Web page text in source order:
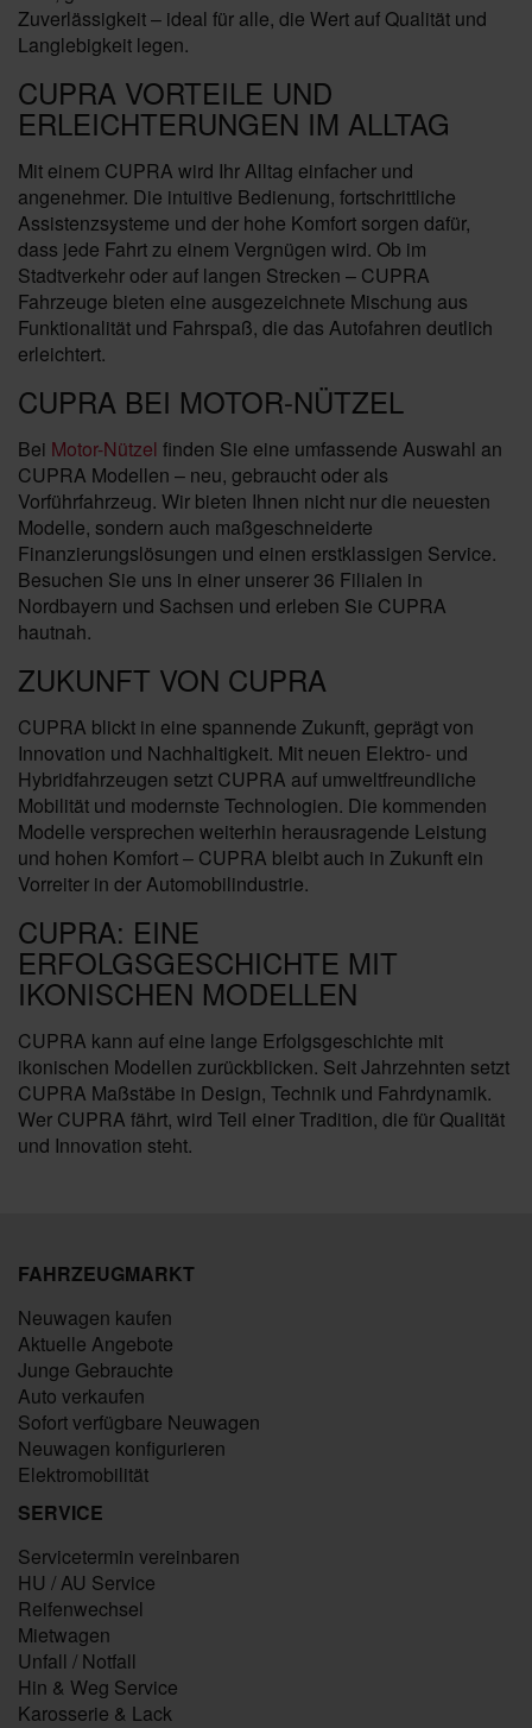
Zuverlässigkeit – ideal für alle, die Wert auf Qualität und
Langlebigkeit legen.
CUPRA VORTEILE UND
ERLEICHTERUNGEN IM ALLTAG
Mit einem CUPRA wird Ihr Alltag einfacher und
angenehmer. Die intuitive Bedienung, fortschrittliche
Assistenzsysteme und der hohe Komfort sorgen dafür,
dass jede Fahrt zu einem Vergnügen wird. Ob im
Stadtverkehr oder auf langen Strecken – CUPRA
Fahrzeuge bieten eine ausgezeichnete Mischung aus
Funktionalität und Fahrspaß, die das Autofahren deutlich
erleichtert.
CUPRA BEI MOTOR-NÜTZEL
Bei Motor-Nützel finden Sie eine umfassende Auswahl an
CUPRA Modellen – neu, gebraucht oder als
Vorführfahrzeug. Wir bieten Ihnen nicht nur die neuesten
Modelle, sondern auch maßgeschneiderte
Finanzierungslösungen und einen erstklassigen Service.
Besuchen Sie uns in einer unserer 36 Filialen in
Nordbayern und Sachsen und erleben Sie CUPRA
hautnah.
ZUKUNFT VON CUPRA
CUPRA blickt in eine spannende Zukunft, geprägt von
Innovation und Nachhaltigkeit. Mit neuen Elektro- und
Hybridfahrzeugen setzt CUPRA auf umweltfreundliche
Mobilität und modernste Technologien. Die kommenden
Modelle versprechen weiterhin herausragende Leistung
und hohen Komfort – CUPRA bleibt auch in Zukunft ein
Vorreiter in der Automobilindustrie.
CUPRA: EINE
ERFOLGSGESCHICHTE MIT
IKONISCHEN MODELLEN
CUPRA kann auf eine lange Erfolgsgeschichte mit
ikonischen Modellen zurückblicken. Seit Jahrzehnten setzt
CUPRA Maßstäbe in Design, Technik und Fahrdynamik.
Wer CUPRA fährt, wird Teil einer Tradition, die für Qualität
und Innovation steht.
FAHRZEUGMARKT
Neuwagen kaufen
Aktuelle Angebote
Junge Gebrauchte
Auto verkaufen
Sofort verfügbare Neuwagen
Neuwagen konfigurieren
Elektromobilität
SERVICE
Servicetermin vereinbaren
HU / AU Service
Reifenwechsel
Mietwagen
Unfall / Notfall
Hin & Weg Service
Karosserie & Lack